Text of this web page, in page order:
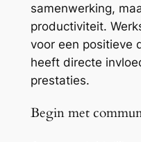
samenwerking,
productiviteit.
voor een positieve
heeft directe
prestaties.
Begin met